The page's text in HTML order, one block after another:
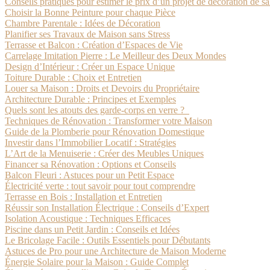
Choisir la Bonne Peinture pour chaque Pièce
Chambre Parentale : Idées de Décoration
Planifier ses Travaux de Maison sans Stress
Terrasse et Balcon : Création d’Espaces de Vie
Carrelage Imitation Pierre : Le Meilleur des Deux Mondes
Design d’Intérieur : Créer un Espace Unique
Toiture Durable : Choix et Entretien
Louer sa Maison : Droits et Devoirs du Propriétaire
Architecture Durable : Principes et Exemples
Quels sont les atouts des garde-corps en verre ?
Techniques de Rénovation : Transformer votre Maison
Guide de la Plomberie pour Rénovation Domestique
Investir dans l’Immobilier Locatif : Stratégies
L’Art de la Menuiserie : Créer des Meubles Uniques
Financer sa Rénovation : Options et Conseils
Balcon Fleuri : Astuces pour un Petit Espace
Électricité verte : tout savoir pour tout comprendre
Terrasse en Bois : Installation et Entretien
Réussir son Installation Électrique : Conseils d’Expert
Isolation Acoustique : Techniques Efficaces
Piscine dans un Petit Jardin : Conseils et Idées
Le Bricolage Facile : Outils Essentiels pour Débutants
Astuces de Pro pour une Architecture de Maison Moderne
Énergie Solaire pour la Maison : Guide Complet